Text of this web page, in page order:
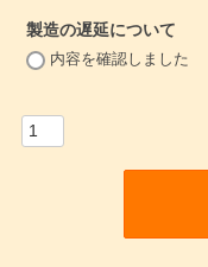
製造の遅延について
(
内容を確認しました